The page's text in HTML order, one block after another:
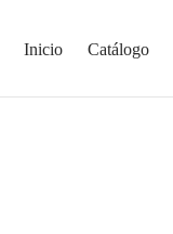
Inicio Catálogo